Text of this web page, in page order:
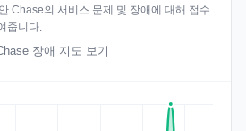
Chase의 서비스 문제 및 장애에 대해 접수
줍니다.
장애 지도 보기